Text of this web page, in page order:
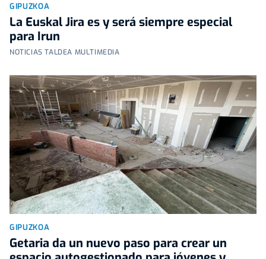
GIPUZKOA
La Euskal Jira es y será siempre especial
para Irun
NOTICIAS TALDEA MULTIMEDIA
GIPUZKOA
Getaria da un nuevo paso para crear un